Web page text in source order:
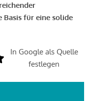
Basis für eine solide
In Google als Quelle
festlegen